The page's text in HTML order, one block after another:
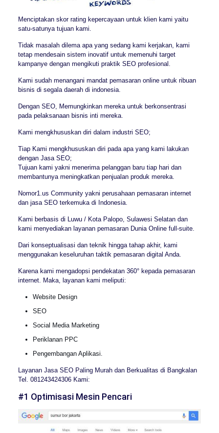
Menciptakan skor rating kepercayaan untuk klien kami yaitu
satu-satunya tujuan kami.
Tidak masalah dilema apa yang sedang kami kerjakan, kami
tetap mendesain sistem inovatif untuk memenuhi target
kampanye dengan mengikuti praktik SEO profesional.
Kami sudah menangani mandat pemasaran online untuk ribuan
bisnis di segala daerah di indonesia.
Dengan SEO, Memungkinkan mereka untuk berkonsentrasi
pada pelaksanaan bisnis inti mereka.
Kami mengkhususkan diri dalam industri SEO;
Tiap Kami mengkhususkan diri pada apa yang kami lakukan
dengan Jasa SEO;
Tujuan kami yakni menerima pelanggan baru tiap hari dan
membantunya meningkatkan penjualan produk mereka.
Nomor1.us Community yakni perusahaan pemasaran internet
dan jasa SEO terkemuka di Indonesia.
Kami berbasis di Luwu / Kota Palopo, Sulawesi Selatan dan
kami menyediakan layanan pemasaran Dunia Online full-suite.
Dari konseptualisasi dan teknik hingga tahap akhir, kami
menggunakan keseluruhan taktik pemasaran digital Anda.
Karena kami mengadopsi pendekatan 360° kepada pemasaran
internet. Maka, layanan kami meliputi:
Website Design
SEO
Social Media Marketing
Periklanan PPC
Pengembangan Aplikasi.
Layanan Jasa SEO Paling Murah dan Berkualitas di Bangkalan
Tel. 081243424306 Kami:
#1 Optimisasi Mesin Pencari